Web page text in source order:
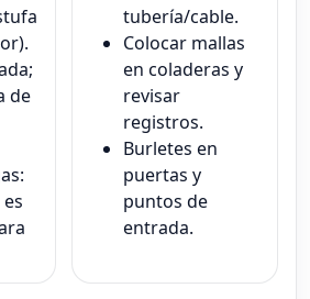
de
tubería/cable.
Colocar mallas
en coladeras y
revisar
registros.
Burletes en
puertas y
puntos de
entrada.